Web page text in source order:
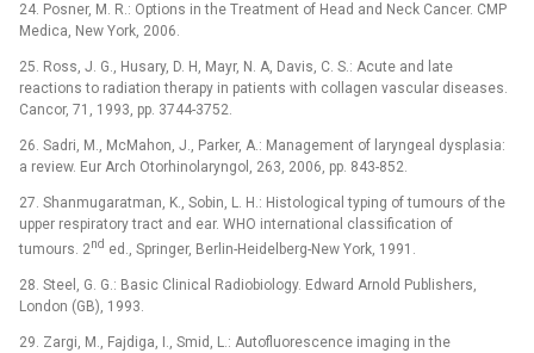
24. Posner, M. R.: Options in the Treatment of Head and Neck Cancer. CMP
Medica, New York, 2006.
25. Ross, J. G., Husary, D. H, Mayr, N. A, Davis, C. S.: Acute and late
reactions to radiation therapy in patients with collagen vascular diseases.
Cancor, 71, 1993, pp. 3744-3752.
26. Sadri, M., McMahon, J., Parker, A.: Management of laryngeal dysplasia:
a review. Eur Arch Otorhinolaryngol, 263, 2006, pp. 843-852.
27. Shanmugaratman, K., Sobin, L. H.: Histological typing of tumours of the
upper respiratory tract and ear. WHO international classification of
tumours. 2nd ed., Springer, Berlin-Heidelberg-New York, 1991.
28. Steel, G. G.: Basic Clinical Radiobiology. Edward Arnold Publishers,
London (GB), 1993.
29. Zargi, M., Fajdiga, I., Smid, L.: Autofluorescence imaging in the